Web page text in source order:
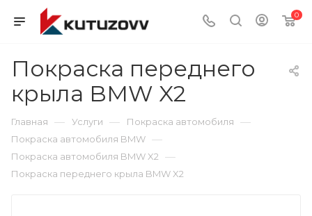
0
Покраска переднего
крыла BMW X2
Главная — Услуги — Покраска автомобиля —
Покраска автомобиля BMW —
Покраска автомобиля BMW X2 —
Покраска переднего крыла BMW X2